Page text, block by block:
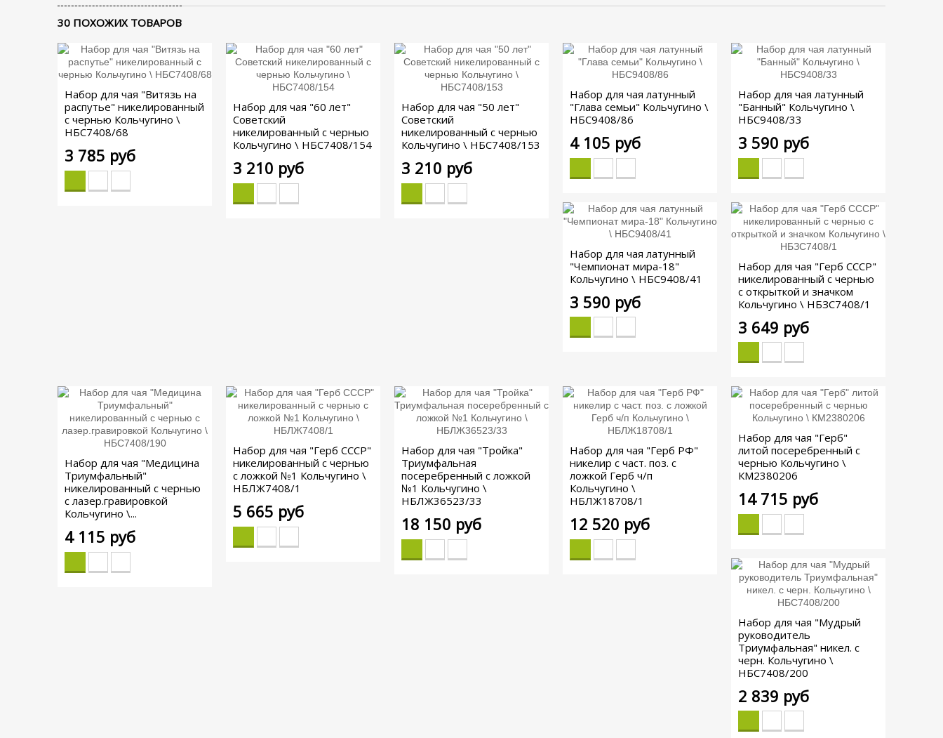
30 ПОХОЖИХ ТОВАРОВ
Набор для чая "Витязь на
распутье" никелированный
с чернью Кольчугино \
НБС7408/68
3 785 руб
Набор для чая "60 лет"
Советский
никелированный с чернью
Кольчугино \ НБС7408/154
3 210 руб
Набор для чая "50 лет"
Советский
никелированный с чернью
Кольчугино \ НБС7408/153
3 210 руб
Набор для чая латунный
"Глава семьи" Кольчугино \
НБС9408/86
4 105 руб
Набор для чая латунный
"Банный" Кольчугино \
НБС9408/33
3 590 руб
Набор для чая латунный
"Чемпионат мира-18"
Кольчугино \ НБС9408/41
3 590 руб
Набор для чая "Герб СССР"
никелированный с чернью
с открыткой и значком
Кольчугино \ НБЗС7408/1
3 649 руб
Набор для чая "Медицина
Триумфальный"
никелированный с чернью
с лазер.гравировкой
Кольчугино \...
4 115 руб
Набор для чая "Герб СССР"
никелированный с чернью
с ложкой №1 Кольчугино \
НБЛЖ7408/1
5 665 руб
Набор для чая "Тройка"
Триумфальная
посеребренный с ложкой
№1 Кольчугино \
НБЛЖ36523/33
18 150 руб
Набор для чая "Герб РФ"
никелир с част. поз. с
ложкой Герб ч/п
Кольчугино \
НБЛЖ18708/1
12 520 руб
Набор для чая "Герб"
литой посеребренный с
чернью Кольчугино \
КМ2380206
14 715 руб
Набор для чая "Мудрый
руководитель
Триумфальная" никел. с
черн. Кольчугино \
НБС7408/200
2 839 руб